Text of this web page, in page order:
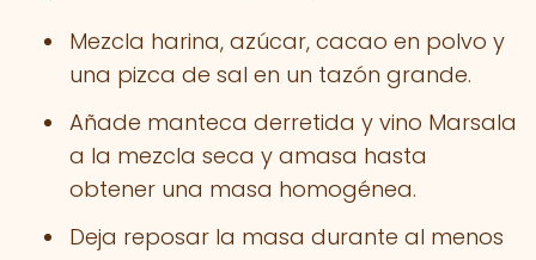
Mezcla harina, azúcar, cacao en polvo y
una pizca de sal en un tazón grande.
Añade manteca derretida y vino Marsala
a la mezcla seca y amasa hasta
obtener una masa homogénea.
Deja reposar la masa durante al menos